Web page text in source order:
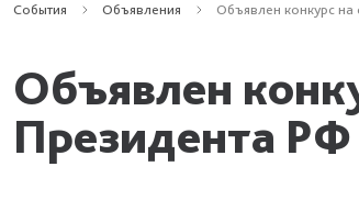
События Объявления Объявлен конкурс
Объявлен
Президента РФ